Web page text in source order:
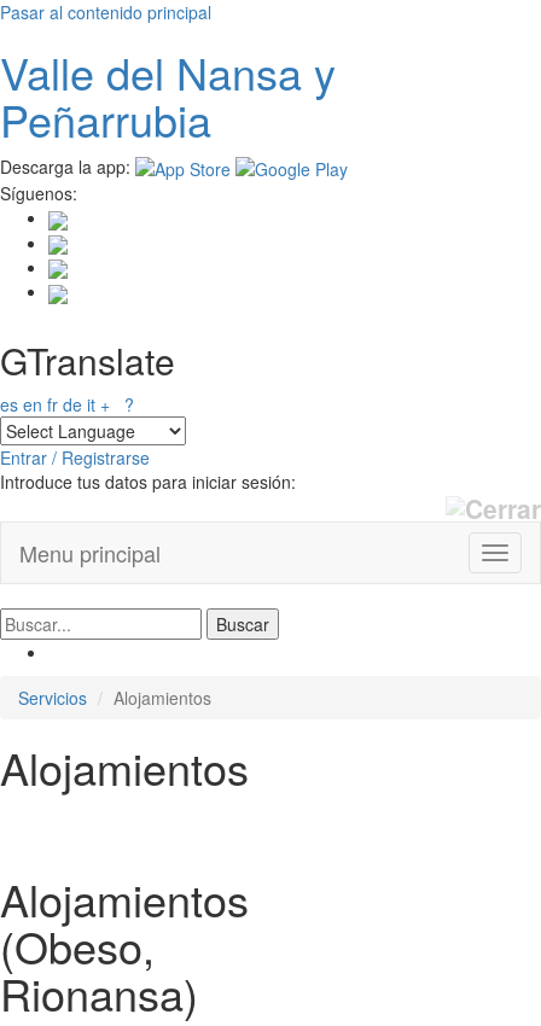
Pasar al contenido principal
Valle del Nansay
Peñarrubia
Descarga la app:
Síguenos:
GTranslate
es en fr de it + ?
Entrar / Registrarse
Introduce tus datos para iniciar sesión:
Menu principal
Servicios Alojamientos
Alojamientos
Alojamientos
(Obeso,
Rionansa)